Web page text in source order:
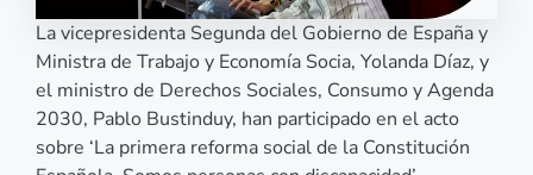
La vicepresidenta Segunda del Gobierno de España y
Ministra de Trabajo y Economía Socia, Yolanda Díaz, y
el ministro de Derechos Sociales, Consumo y Agenda
2030, Pablo Bustinduy, han participado en el acto
sobre ‘La primera reforma social de la Constitución